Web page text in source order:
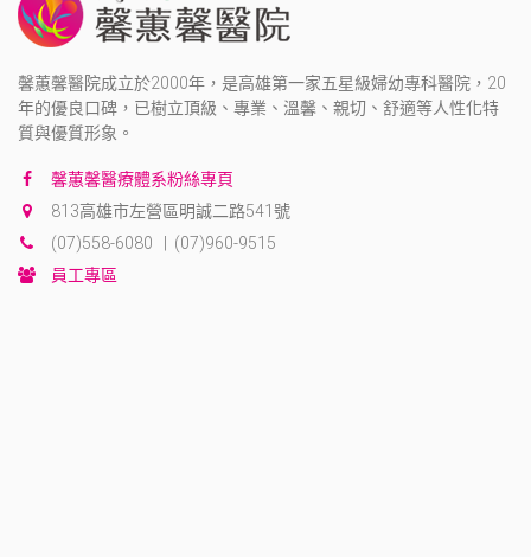
馨蕙馨醫院成立於2000年，是高雄第一家五星級婦幼專科醫院，20
年的優良口碑，已樹立頂級、專業、溫馨、親切、舒適等人性化特
質與優質形象。
馨蕙馨醫療體系粉絲專頁
813高雄市左營區明誠二路541號
(07)558-6080 | (07)960-9515
員工專區